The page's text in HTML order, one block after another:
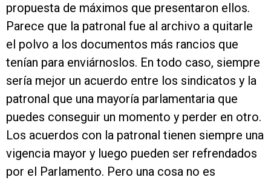
propuesta de máximos que presentaron ellos.
Parece que la patronal fue al archivo a quitarle
el polvo a los documentos más rancios que
tenían para enviárnoslos. En todo caso, siempre
sería mejor un acuerdo entre los sindicatos y la
patronal que una mayoría parlamentaria que
puedes conseguir un momento y perder en otro.
Los acuerdos con la patronal tienen siempre una
vigencia mayor y luego pueden ser refrendados
por el Parlamento. Pero una cosa no es